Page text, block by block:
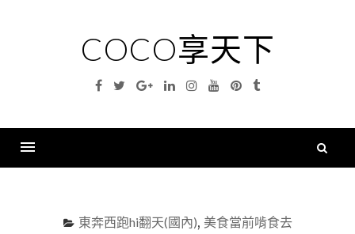
COCO享天下
Facebook
TwitterGoogleLinkedinInstagramYouTubePinterest
Tumblr
東奔西跑hi翻天(國內), 美食當前啃食去